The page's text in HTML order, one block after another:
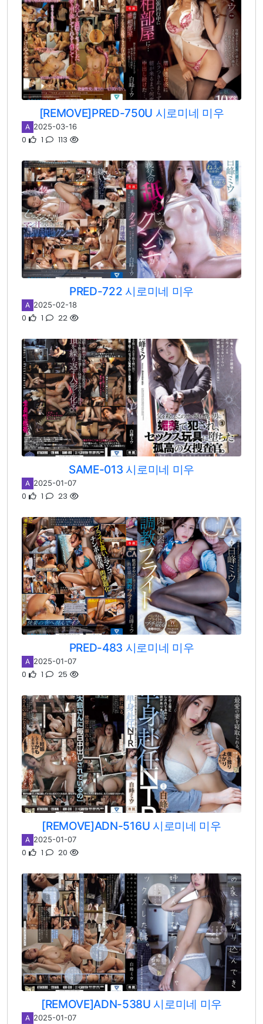
[REMOVE]PRED-750U 시로미네 미우
A 2025-03-16
0 1 113
PRED-722 시로미네 미우
A 2025-02-18
0 1 22
SAME-013 시로미네 미우
A 2025-01-07
0 1 23
PRED-483 시로미네 미우
A 2025-01-07
0 1 25
[REMOVE]ADN-516U 시로미네 미우
A 2025-01-07
0 1 20
[REMOVE]ADN-538U 시로미네 미우
A 2025-01-07